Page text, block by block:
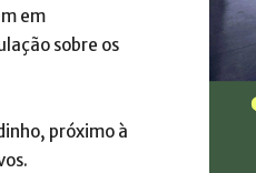
em
sobre os
próximo à